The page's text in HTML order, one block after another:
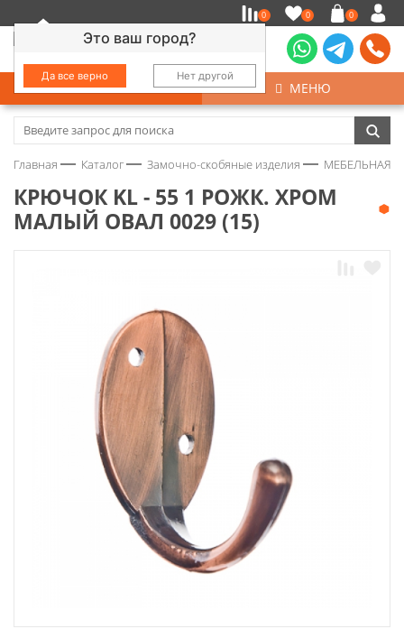
Это ваш город?
Да все верно Нет другой
0 0 0
КАТАЛОГ МЕНЮ
Замочно-скобяные изделия
Колеса
Электроды и проволока
Главная Каталог Замочно-скобяные изделия МЕБЕЛЬНАЯ
КРЮЧОК KL - 55 1 РОЖК. ХРОМ
МАЛЫЙ ОВАЛ 0029 (15)